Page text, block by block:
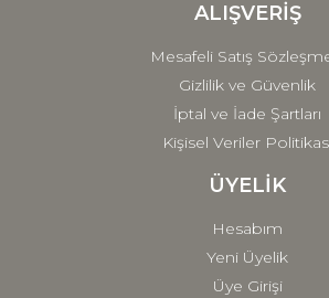
ALIŞVERİŞ
Mesafeli Satış
Gizlilik ve Güvenlik
İptal ve İade Şartları
Kişisel Veriler
ÜYELİK
Hesabım
Yeni Üyelik
Üye Girişi